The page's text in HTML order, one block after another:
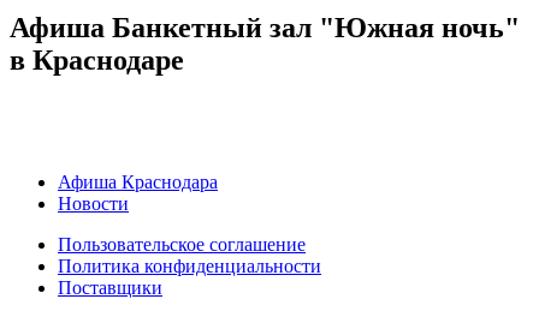
Афиша Банкетный зал "Южная ночь"
в Краснодаре
Афиша Краснодара
Новости
Пользовательское соглашение
Политика конфиденциальности
Поставщики